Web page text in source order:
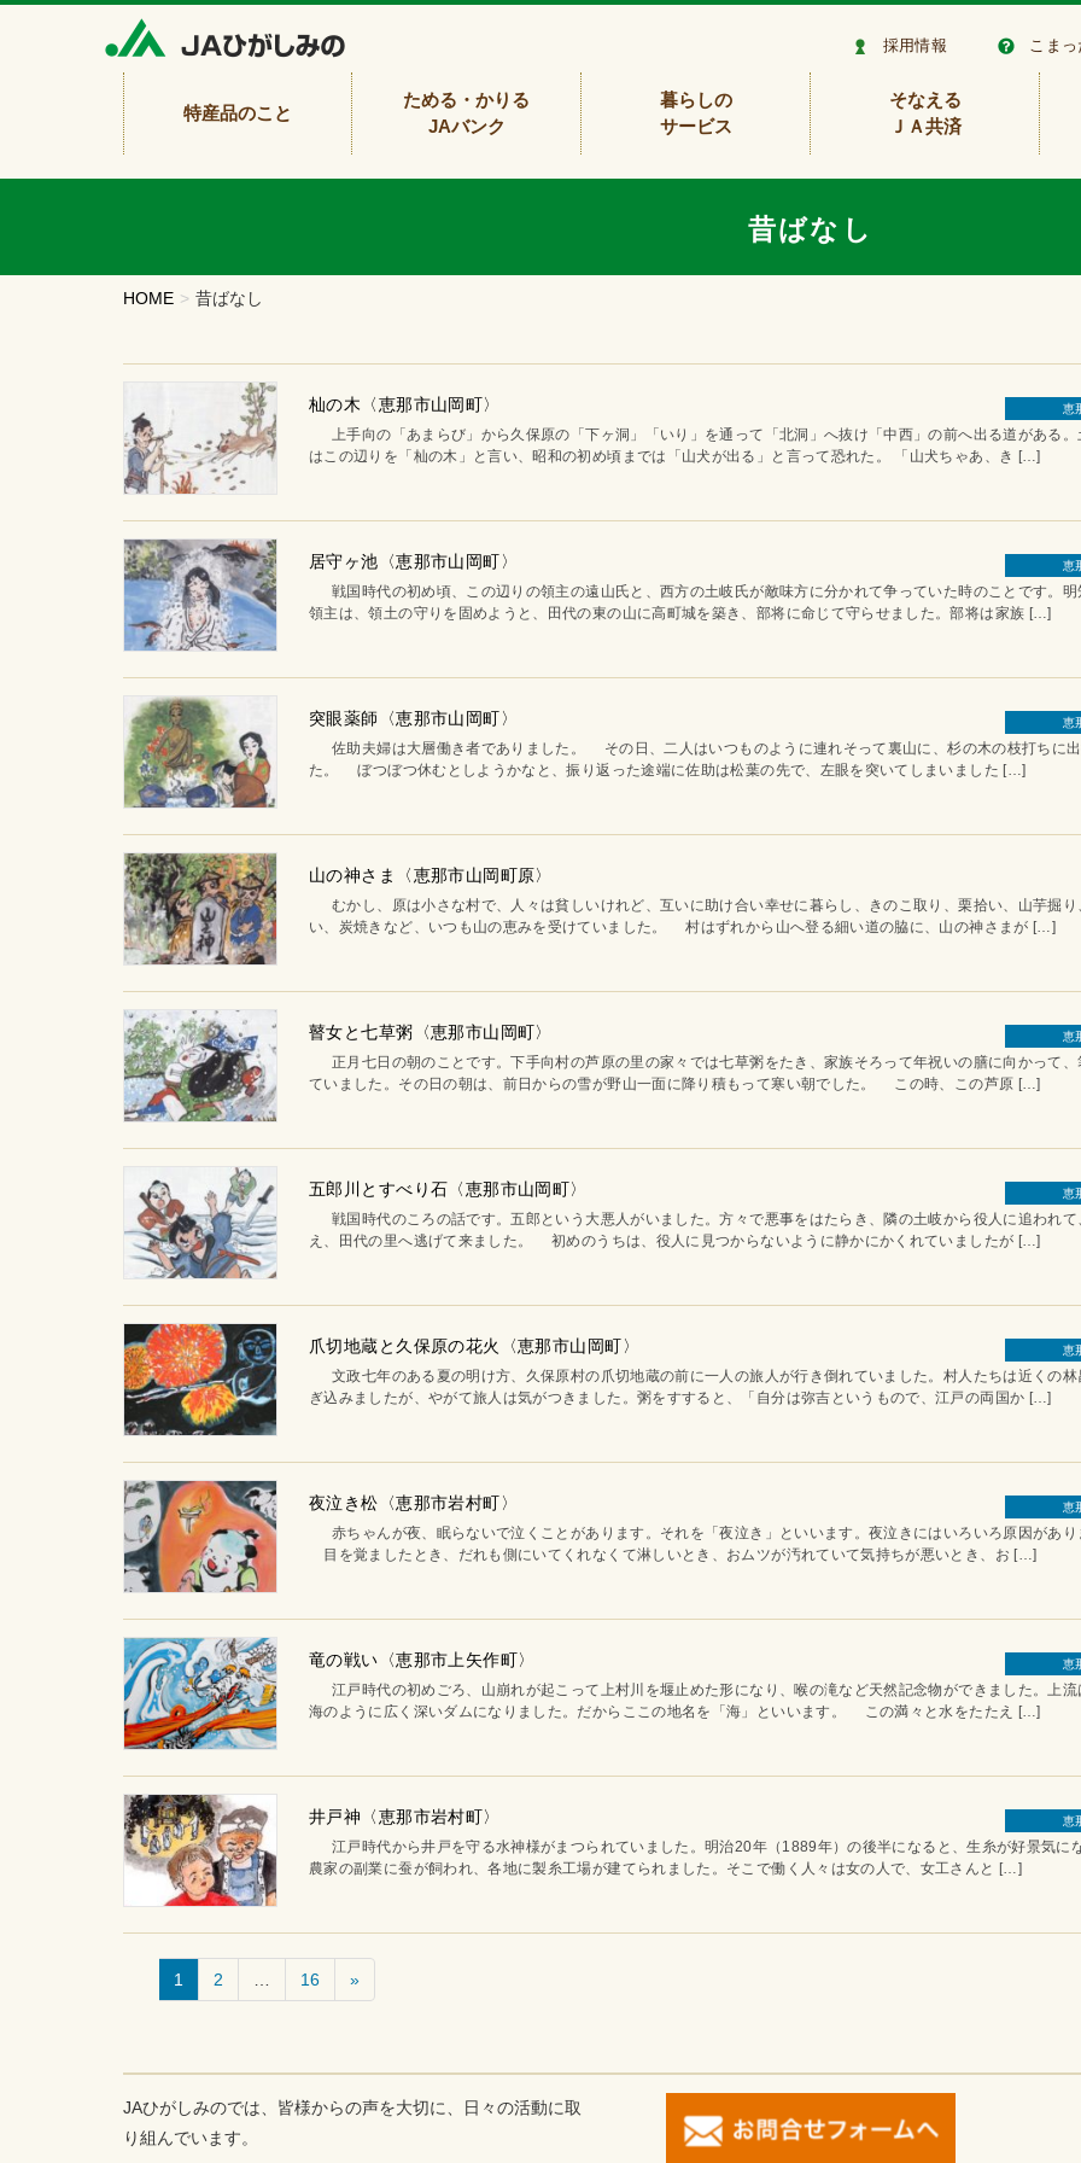
採用情報 こま
特産品のこと
ためる・かりる
JAバンク
暮らしの
サービス
そなえる
ＪＡ共済
昔ばなし
HOME 昔ばなし
恵
杣の木〈恵那市山岡町〉
上手向の「あまらび」から久保原の「下ヶ洞」「いり」を通って「北洞」へ抜け「中西」の前へ出る道がある。
はこの辺りを「杣の木」と言い、昭和の初め頃までは「山犬が出る」と言って恐れた。 「山犬ちゃあ、き […]
恵
居守ヶ池〈恵那市山岡町〉
戦国時代の初め頃、この辺りの領主の遠山氏と、西方の土岐氏が敵味方に分かれて争っていた時のことです。明
領主は、領土の守りを固めようと、田代の東の山に高町城を築き、部将に命じて守らせました。部将は家族 […]
恵
突眼薬師〈恵那市山岡町〉
佐助夫婦は大層働き者でありました。 その日、二人はいつものように連れそって裏山に、杉の木の枝打ちに出
た。 ぼつぼつ休むとしようかなと、振り返った途端に佐助は松葉の先で、左眼を突いてしまいました […]
山の神さま〈恵那市山岡町原〉
むかし、原は小さな村で、人々は貧しいけれど、互いに助け合い幸せに暮らし、きのこ取り、栗拾い、山芋掘り
い、炭焼きなど、いつも山の恵みを受けていました。 村はずれから山へ登る細い道の脇に、山の神さまが […]
恵
瞽女と七草粥〈恵那市山岡町〉
正月七日の朝のことです。下手向村の芦原の里の家々では七草粥をたき、家族そろって年祝いの膳に向かって、
ていました。その日の朝は、前日からの雪が野山一面に降り積もって寒い朝でした。 この時、この芦原 […]
恵
五郎川とすべり石〈恵那市山岡町〉
戦国時代のころの話です。五郎という大悪人がいました。方々で悪事をはたらき、隣の土岐から役人に追われて
え、田代の里へ逃げて来ました。 初めのうちは、役人に見つからないように静かにかくれていましたが […]
恵
爪切地蔵と久保原の花火〈恵那市山岡町〉
文政七年のある夏の明け方、久保原村の爪切地蔵の前に一人の旅人が行き倒れていました。村人たちは近くの林
ぎ込みましたが、やがて旅人は気がつきました。粥をすすると、「自分は弥吉というもので、江戸の両国か […]
恵
夜泣き松〈恵那市岩村町〉
赤ちゃんが夜、眠らないで泣くことがあります。それを「夜泣き」といいます。夜泣きにはいろいろ原因があ
目を覚ましたとき、だれも側にいてくれなくて淋しいとき、おムツが汚れていて気持ちが悪いとき、お […]
恵
竜の戦い〈恵那市上矢作町〉
江戸時代の初めごろ、山崩れが起こって上村川を堰止めた形になり、喉の滝など天然記念物ができました。上流
海のように広く深いダムになりました。だからここの地名を「海」といいます。 この満々と水をたたえ […]
恵
井戸神〈恵那市岩村町〉
江戸時代から井戸を守る水神様がまつられていました。明治20年（1889年）の後半になると、生糸が好景気にな
農家の副業に蚕が飼われ、各地に製糸工場が建てられました。そこで働く人々は女の人で、女工さんと […]
1 2 16 »
JAひがしみのでは、皆様からの声を大切に、日々の活動に取
り組んでいます。